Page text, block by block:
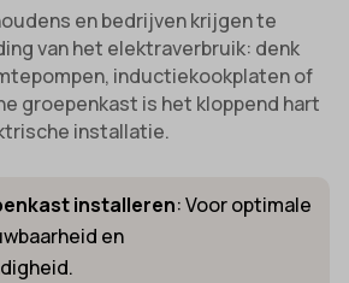
en bedrijven krijgen te
van het elektraverbruik: denk
inductiekookplaten of
groepenkast is het kloppend hart
installatie.
installeren: Voor optimale
en